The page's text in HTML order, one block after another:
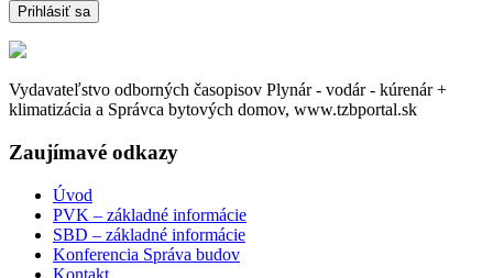
Vydavateľstvo odborných časopisov Plynár - vodár - kúrenár +
klimatizácia a Správca bytových domov, www.tzbportal.sk
Zaujímavé odkazy
Úvod
PVK – základné informácie
SBD – základné informácie
Konferencia Správa budov
Kontakt